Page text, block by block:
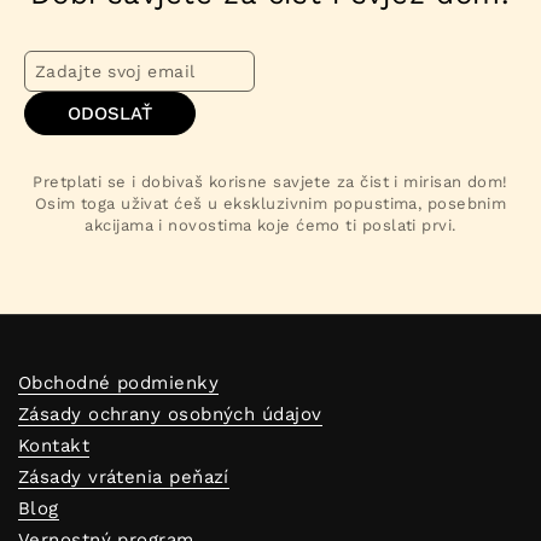
ODOSLAŤ
Pretplati se i dobivaš korisne savjete za čist i mirisan dom!
Osim toga uživat ćeš u ekskluzivnim popustima, posebnim
akcijama i novostima koje ćemo ti poslati prvi.
Obchodné podmienky
Zásady ochrany osobných údajov
Kontakt
Zásady vrátenia peňazí
Blog